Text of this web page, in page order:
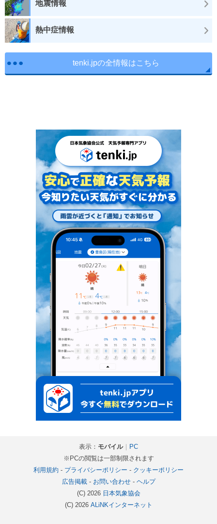
地震情報
熱中症情報
tenki.jpの全情報はこちら
表示： モバイル｜ PC
※PCの閲覧は一部制限されます
利用規約 - プライバシーポリシー - クッキーポリシー
広告掲載- お問い合わせ- ヘルプ
(C) 2026 日本気象協会
(C) 2026 ALiNKインターネット